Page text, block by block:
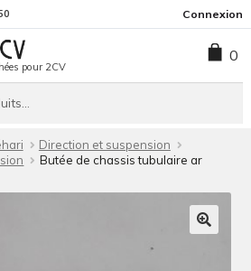
la
navigation
contenu
Connexion
pour 2CV
0
Direction et suspension
Butée de chassis tubulaire ar